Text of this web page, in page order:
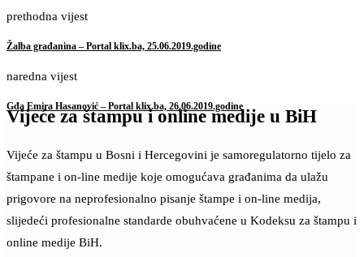
prethodna vijest
Žalba građanina – Portal klix.ba, 25.06.2019.godine
naredna vijest
Gđa Emira Hasanović – Portal klix.ba, 26.06.2019.godine
Vijeće za štampu i online medije u BiH
Vijeće za štampu u Bosni i Hercegovini je samoregulatorno tijelo za
štampane i on-line medije koje omogućava građanima da ulažu
prigovore na neprofesionalno pisanje štampe i on-line medija,
slijedeći profesionalne standarde obuhvaćene u Kodeksu za štampu i
online medije BiH.